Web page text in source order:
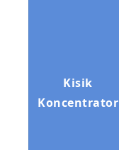
Kisik
Koncentrator